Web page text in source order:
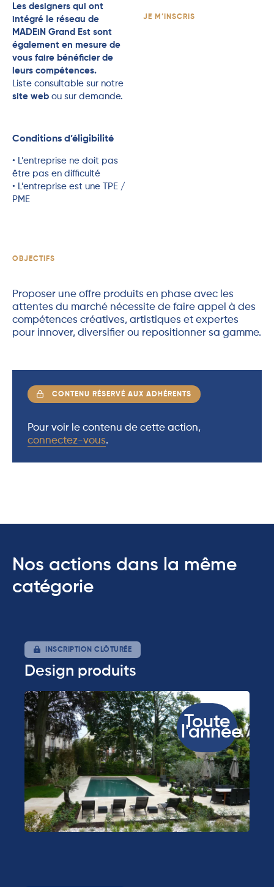
Les designers qui ont
intégré le réseau de
MADEiN Grand Est sont
également en mesure de
vous faire bénéficier de
leurs compétences.
Liste consultable sur notre
site web ou sur demande.
JE M’INSCRIS
Conditions d’éligibilité
• L’entreprise ne doit pas
être pas en difficulté
• L’entreprise est une TPE /
PME
OBJECTIFS
Proposer une offre produits en phase avec les
attentes du marché nécessite de faire appel à des
compétences créatives, artistiques et expertes
pour innover, diversifier ou repositionner sa gamme.
CONTENU RÉSERVÉ AUX ADHÉRENTS
Pour voir le contenu de cette action,
connectez-vous.
Nos actions dans la même
catégorie
INSCRIPTION CLÔTURÉE
Design produits
Toute
l'année